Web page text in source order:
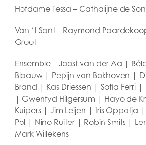
Hofdame Tessa – Cathalijne de
Van ‘t Sant – Raymond
Groot
Ensemble – Joost van der Aa |
Blaauw | Pepijn van Bokhoven |
Brand | Kas Driessen | Sofia Ferri |
| Gwenfyd Hilgersum | Hayo de
Kuipers | Jim Leijen | Iris Oppatja
Pol | Nino Ruiter | Robin Smits |
Mark Willekens